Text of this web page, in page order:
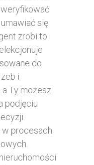
weryfikować
się
zrobi to
do
i
Ty możesz
podjęciu
w procesach